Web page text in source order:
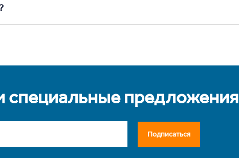
специальные предложения
Подписаться